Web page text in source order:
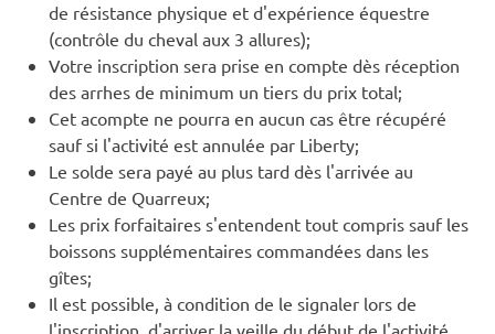
de résistance physique et d'expérience équestre
(contrôle du cheval aux 3 allures);
Votre inscription sera prise en compte dès réception
des arrhes de minimum un tiers du prix total;
Cet acompte ne pourra en aucun cas être récupéré
sauf si l'activité est annulée par Liberty;
Le solde sera payé au plus tard dès l'arrivée au
Centre de Quarreux;
Les prix forfaitaires s'entendent tout compris sauf les
boissons supplémentaires commandées dans les
gîtes;
Il est possible, à condition de le signaler lors de
l'inscription, d'arriver la veille du début de l'activité